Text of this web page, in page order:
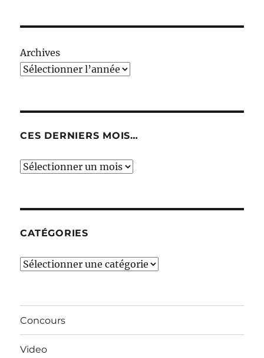
Archives
CES DERNIERS MOIS…
Ces
CATÉGORIES
Catégories
Concours
Video